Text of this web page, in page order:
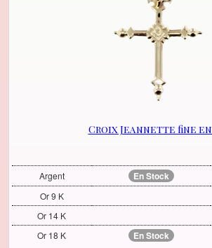
Croix Jeannette fine
Argent En Stock
Or 9 K
Or 14 K
Or 18 K
En Stock